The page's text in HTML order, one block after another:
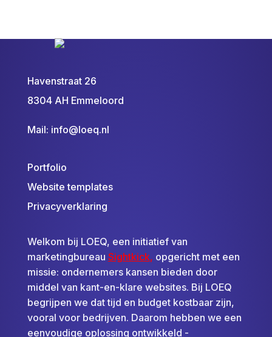
Havenstraat 26
8304 AH Emmeloord
Mail: info@loeq.nl
Portfolio
Website templates
Privacyverklaring
Welkom bij LOEQ, een initiatief van
marketingbureau Sightkick, opgericht met een
missie: ondernemers kansen bieden door
middel van kant-en-klare websites. Bij LOEQ
begrijpen we dat tijd en budget kostbaar zijn,
vooral voor bedrijven. Daarom hebben we een
eenvoudige oplossing ontwikkeld -